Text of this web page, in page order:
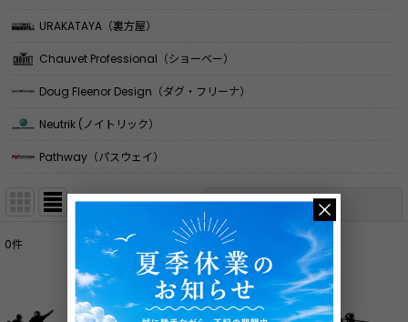
URAKATAYA（裏方屋）
Chauvet Professional（ショーベー）
Doug Fleenor Design（ダグ・フリーナ）
Neutrik (ノイトリック）
Pathway（パスウェイ）
表示順変更
並び順
0件